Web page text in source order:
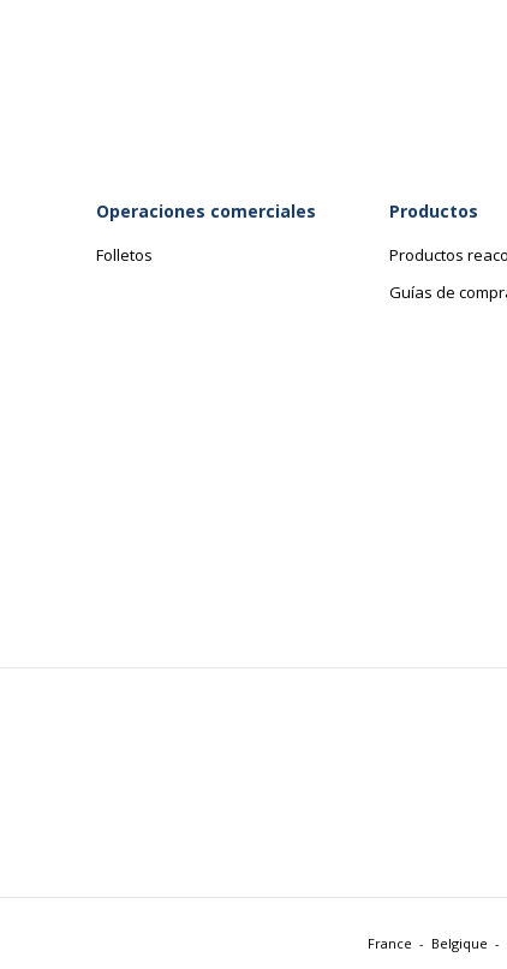
Operaciones comerciales
Folletos
Productos
Productos
Guías de
France Belgique